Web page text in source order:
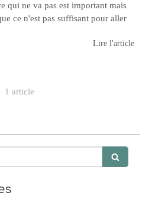
qui ne va pas est important mais
ce n'est pas suffisant pour aller
Lire l'article
1 article